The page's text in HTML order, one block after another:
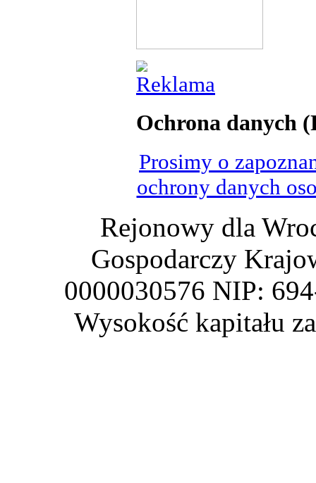
Ochrona danych
Prosimy o
ochrony danych
Rejonowy dla
Gospodarczy
0000030576 NIP:
Wysokość kapitału